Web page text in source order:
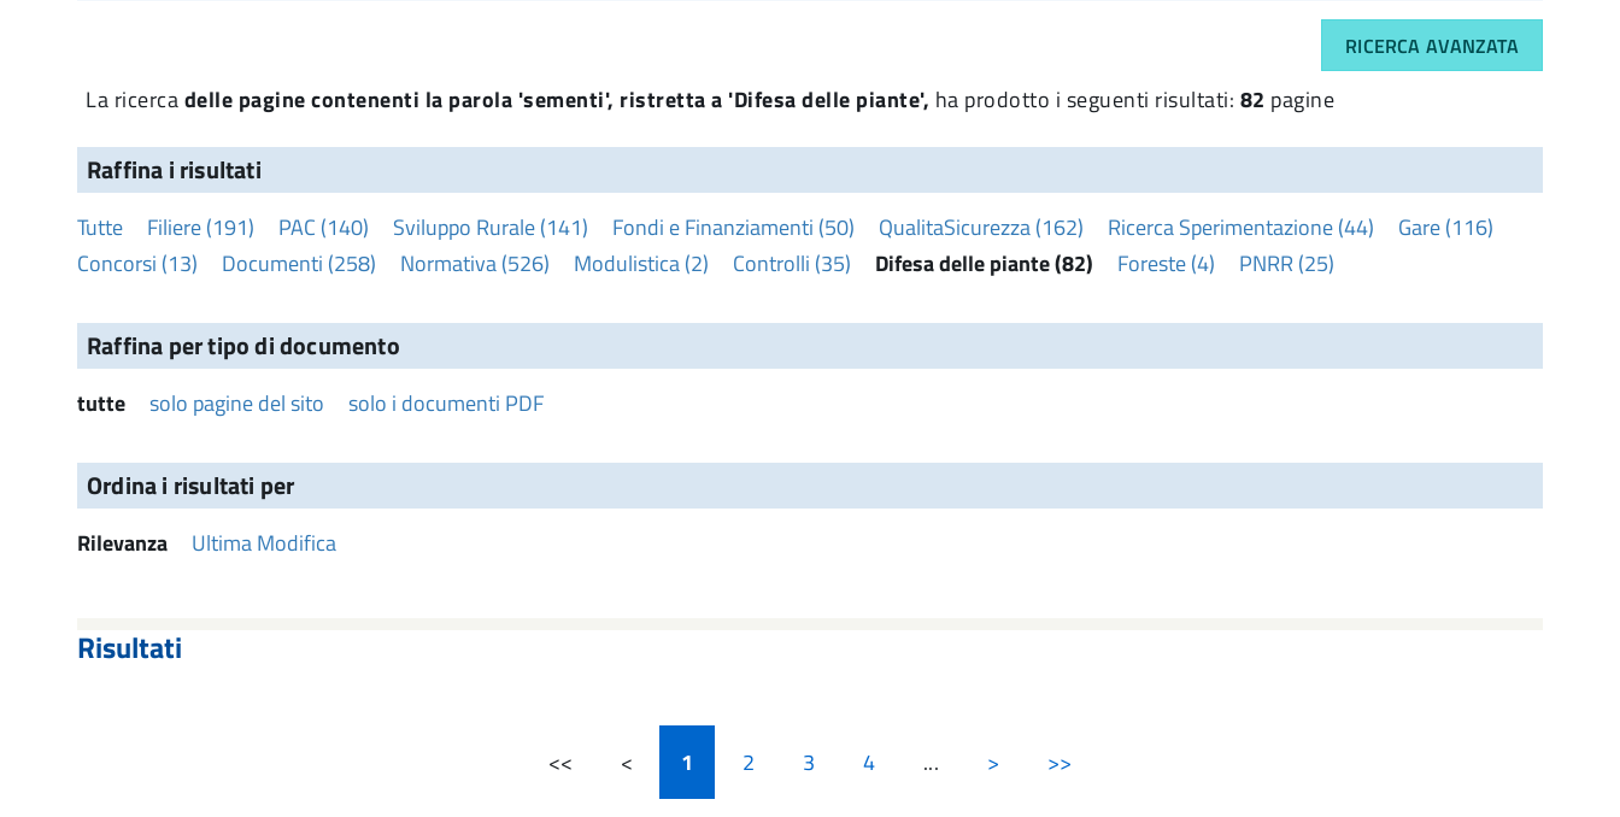
RICERCA AVANZATA
La ricercadelle pagine contenenti la parola 'sementi', ristretta a 'Difesa delle piante', ha prodotto i seguenti risultati: 82 pagine
Raffina i risultati
Tutte Filiere (191) PAC (140) Sviluppo Rurale (141) Fondi e Finanziamenti (50) QualitaSicurezza (162) Ricerca Sperimentazione (44)
Gare (116)
Concorsi (13)
Documenti (258) Normativa (526) Modulistica (2) Controlli (35) Difesa delle piante (82) Foreste (4) PNRR (25)
Raffina per tipo di documento
tutte solo pagine del sito solo i documenti PDF
Ordina i risultati per
Rilevanza Ultima Modifica
Risultati
<< < 1 2 3 4 ... > >>